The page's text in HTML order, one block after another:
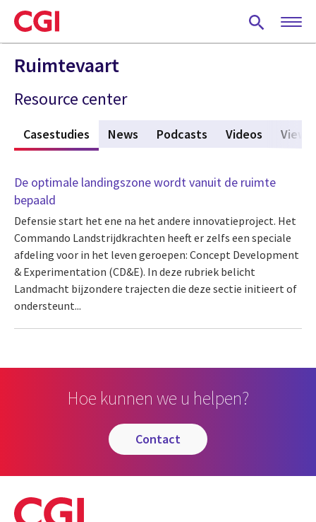
Skip
to
main
content
Ruimtevaart
Resource center
Casestudies (active tab)
News Podcasts Videos
De optimale landingszone wordt vanuit de ruimte
bepaald
Defensie start het ene na het andere innovatieproject. Het
Commando Landstrijdkrachten heeft er zelfs een speciale
afdeling voor in het leven geroepen: Concept Development
& Experimentation (CD&E). In deze rubriek belicht
Landmacht bijzondere trajecten die deze sectie initieert of
ondersteunt...
Hoe kunnen we u helpen?
contact